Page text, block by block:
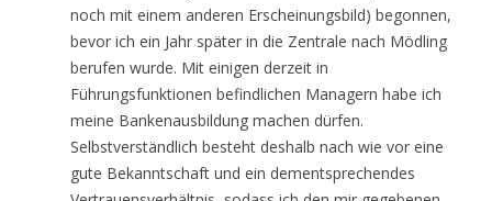
noch mit einem anderen Erscheinungsbild) begonnen,
bevor ich ein Jahr später in die Zentrale nach Mödling
berufen wurde. Mit einigen derzeit in
Führungsfunktionen befindlichen Managern habe ich
meine Bankenausbildung machen dürfen.
Selbstverständlich besteht deshalb nach wie vor eine
gute Bekanntschaft und ein dementsprechendes